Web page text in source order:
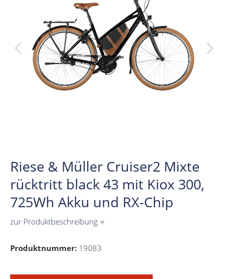
Riese & Müller Cruiser2 Mixte
rücktritt black 43 mit Kiox 300,
725Wh Akku und RX-Chip
zur Produktbeschreibung ▼
Produktnummer: 19083